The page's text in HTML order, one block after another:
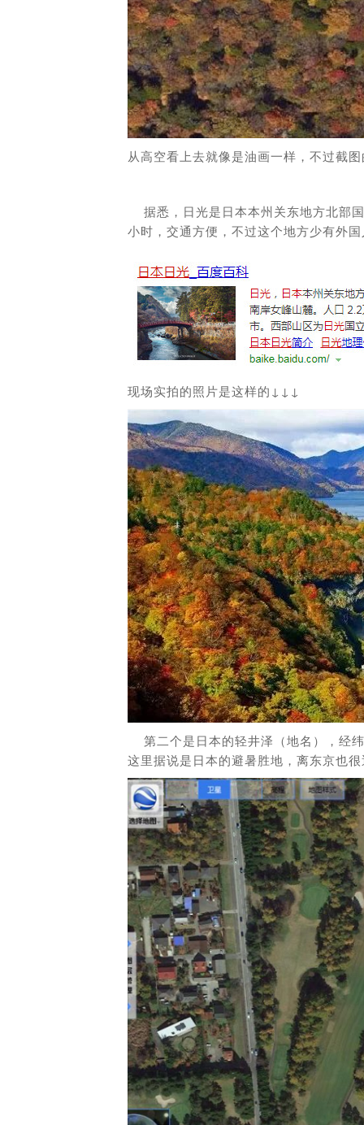
从高空看上去就像是油画一样，不过截
据悉，日光是日本本州关东地方北部
小时，交通方便，不过这个地方少有外
现场实拍的照片是这样的↓↓↓
第二个是日本的轻井泽（地名），经
这里据说是日本的避暑胜地，离东京也